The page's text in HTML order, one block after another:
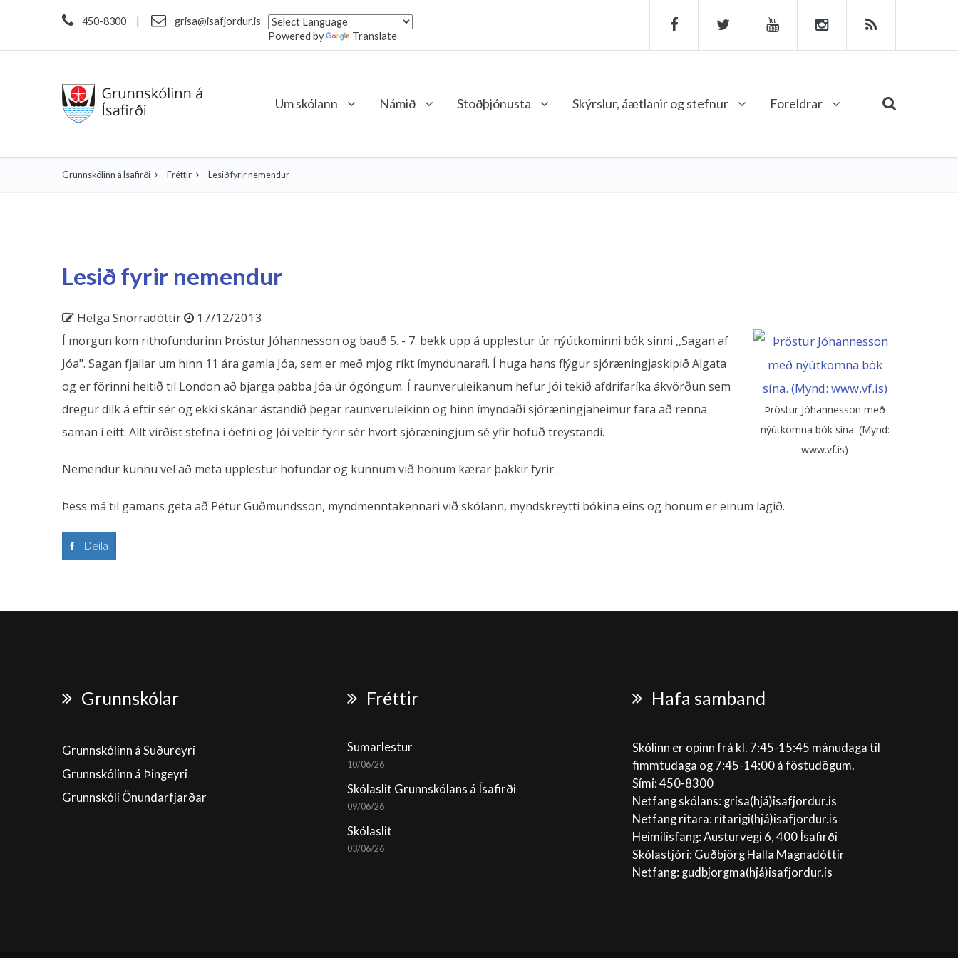
450-8300 |
grisa@isafjordur.is
Powered by
Translate
Um skólann Námið Stoðþjónusta Skýrslur, áætlanir og stefnur Foreldrar
Grunnskólinn á Ísafirði Fréttir Lesið fyrir nemendur
Lesið fyrir nemendur
Helga Snorradóttir 17/12/2013
Þröstur Jóhannesson með
nýútkomna bók sína. (Mynd:
www.vf.is)
Í morgun kom rithöfundurinn Þröstur Jóhannesson og bauð 5. - 7. bekk upp á upplestur úr nýútkominni bók sinni ,,Sagan af
Jóa". Sagan fjallar um hinn 11 ára gamla Jóa, sem er með mjög ríkt ímyndunarafl. Í huga hans flýgur sjóræningjaskipið Algata
og er förinni heitið til London að bjarga pabba Jóa úr ógöngum. Í raunveruleikanum hefur Jói tekið afdrifaríka ákvörðun sem
dregur dilk á eftir sér og ekki skánar ástandið þegar raunveruleikinn og hinn ímyndaði sjóræningjaheimur fara að renna
saman í eitt. Allt virðist stefna í óefni og Jói veltir fyrir sér hvort sjóræningjum sé yfir höfuð treystandi.
Nemendur kunnu vel að meta upplestur höfundar og kunnum við honum kærar þakkir fyrir.
Þess má til gamans geta að Pétur Guðmundsson, myndmenntakennari við skólann, myndskreytti bókina eins og honum er einum lagið.
Deila
Grunnskólar
Grunnskólinn á Suðureyri
Grunnskólinn á Þingeyri
Grunnskóli Önundarfjarðar
Fréttir
Sumarlestur
10/06/26
Skólaslit Grunnskólans á Ísafirði
09/06/26
Skólaslit
03/06/26
Hafa samband
Skólinn er opinn frá kl. 7:45-15:45 mánudaga til
fimmtudaga og 7:45-14:00 á föstudögum.
Sími: 450-8300
Netfang skólans: grisa(hjá)isafjordur.is
Netfang ritara: ritarigi(hjá)isafjordur.is
Heimilisfang: Austurvegi 6, 400 Ísafirði
Skólastjóri: Guðbjörg Halla Magnadóttir
Netfang: gudbjorgma(hjá)isafjordur.is